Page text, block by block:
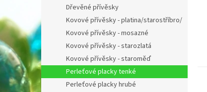
Dřevěné přívěsky
Kovové přívěsky - platina/starostříbro/
Kovové přívěsky - mosazné
Kovové přívěsky - starozlatá
Kovové přívěsky - staroměď
Perleťové placky tenké
Perleťové placky hrubé